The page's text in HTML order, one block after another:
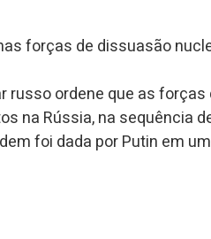
forças de dissuasão
russo ordene que as forças
na Rússia, na sequência
foi dada por Putin em